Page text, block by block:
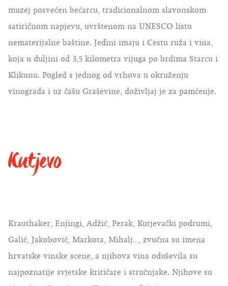
muzej posvećen bećarcu, tradicionalnom slavonskom
satiričnom napjevu, uvrštenom na UNESCO listu
nematerijalne baštine. Jedini imaju i Cestu ruža i vina,
koja u duljini od 3,5 kilometra vijuga po brdima Starcu i
Klikunu. Pogled s jednog od vrhova u okruženju
vinograda i uz čašu Graševine, doživljaj je za pamćenje.
Kutjevo
Krauthaker, Enjingi, Adžić, Perak, Kutjevački podrumi,
Galić, Jakobović, Markota, Mihalj…, zvučna su imena
hrvatske vinske scene, a njihova vina oduševila su
najpoznatije svjetske kritičare i stručnjake. Njihove su